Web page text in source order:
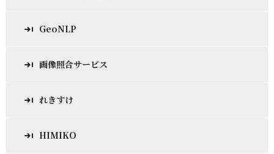
GeoNLP
画像照合サービス
れきすけ
HIMIKO